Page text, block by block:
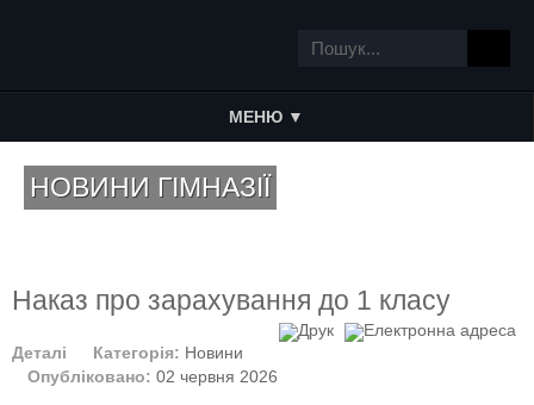
МЕНЮ ▼
НОВИНИ ГІМНАЗІЇ
Наказ про зарахування до 1 класу
Деталі Категорія: Новини
Опубліковано: 02 червня 2026